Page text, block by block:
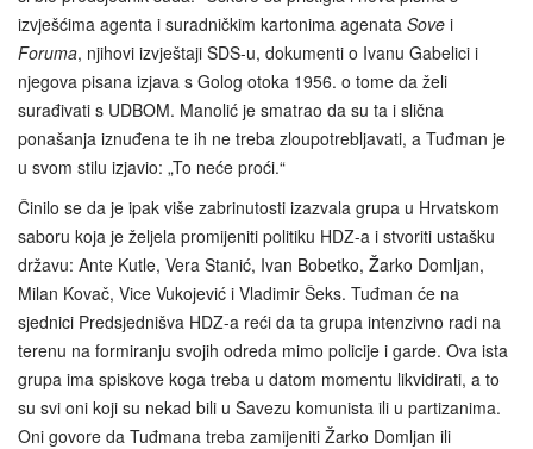
izvješćima agenta i suradničkim kartonima agenata Sove i
Foruma, njihovi izvještaji SDS-u, dokumenti o Ivanu Gabelici i
njegova pisana izjava s Golog otoka 1956. o tome da želi
surađivati s UDBOM. Manolić je smatrao da su ta i slična
ponašanja iznuđena te ih ne treba zloupotrebljavati, a Tuđman je
u svom stilu izjavio: „To neće proći.“
Činilo se da je ipak više zabrinutosti izazvala grupa u Hrvatskom
saboru koja je željela promijeniti politiku HDZ-a i stvoriti ustašku
državu: Ante Kutle, Vera Stanić, Ivan Bobetko, Žarko Domljan,
Milan Kovač, Vice Vukojević i Vladimir Šeks. Tuđman će na
sjednici Predsjednišva HDZ-a reći da ta grupa intenzivno radi na
terenu na formiranju svojih odreda mimo policije i garde. Ova ista
grupa ima spiskove koga treba u datom momentu likvidirati, a to
su svi oni koji su nekad bili u Savezu komunista ili u partizanima.
Oni govore da Tuđmana treba zamijeniti Žarko Domljan ili